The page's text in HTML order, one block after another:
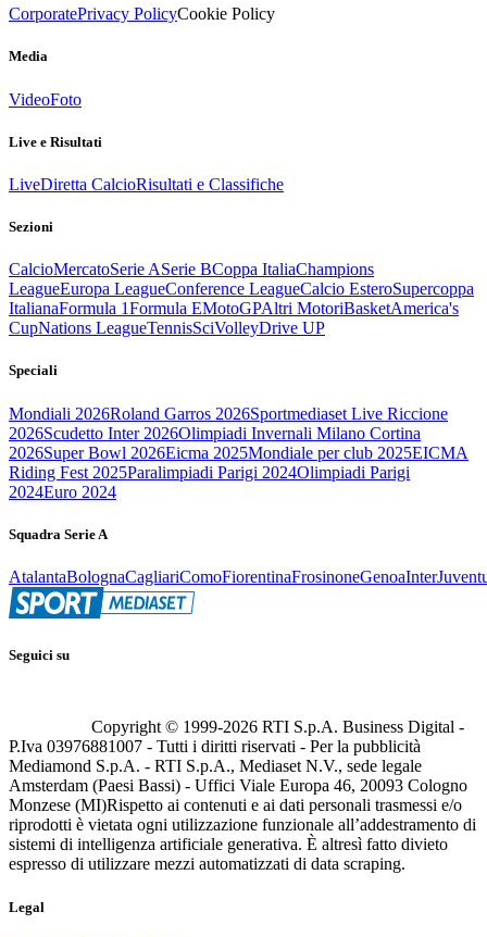
CorporatePrivacy PolicyCookie Policy
Media
VideoFoto
Live e Risultati
LiveDiretta CalcioRisultati e Classifiche
Sezioni
CalcioMercatoSerie ASerie BCoppa ItaliaChampions
LeagueEuropa LeagueConference LeagueCalcio EsteroSupercoppa
ItalianaFormula 1Formula EMotoGPAltri MotoriBasketAmerica's
CupNations LeagueTennisSciVolleyDrive UP
Speciali
Mondiali 2026Roland Garros 2026Sportmediaset Live Riccione
2026Scudetto Inter 2026Olimpiadi Invernali Milano Cortina
2026Super Bowl 2026Eicma 2025Mondiale per club 2025EICMA
Riding Fest 2025Paralimpiadi Parigi 2024Olimpiadi Parigi
2024Euro 2024
Squadra Serie A
AtalantaBolognaCagliariComoFiorentinaFrosinoneGenoaInter
Seguici su
Copyright © 1999-2026 RTI S.p.A. Business Digital -
P.Iva 03976881007 - Tutti i diritti riservati - Per la pubblicità
Mediamond S.p.A. - RTI S.p.A., Mediaset N.V., sede legale
Amsterdam (Paesi Bassi) - Uffici Viale Europa 46, 20093 Cologno
Monzese (MI)Rispetto ai contenuti e ai dati personali trasmessi e/o
riprodotti è vietata ogni utilizzazione funzionale all’addestramento di
sistemi di intelligenza artificiale generativa. È altresì fatto divieto
espresso di utilizzare mezzi automatizzati di data scraping.
Legal